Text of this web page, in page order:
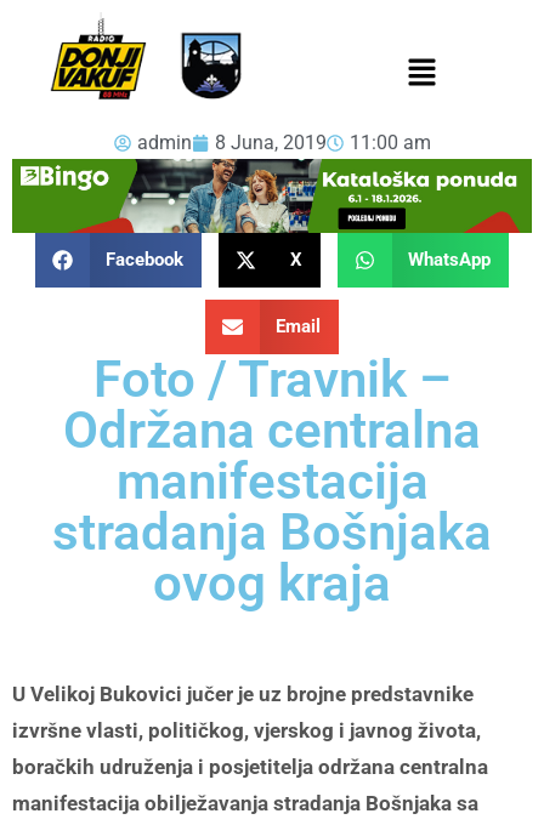
admin 8 Juna, 2019 11:00 am
Facebook X WhatsApp
Email
Foto / Travnik –
Održana centralna
manifestacija
stradanja Bošnjaka
ovog kraja
U Velikoj Bukovici jučer je uz brojne predstavnike
izvršne vlasti, političkog, vjerskog i javnog života,
boračkih udruženja i posjetitelja održana centralna
manifestacija obilježavanja stradanja Bošnjaka sa